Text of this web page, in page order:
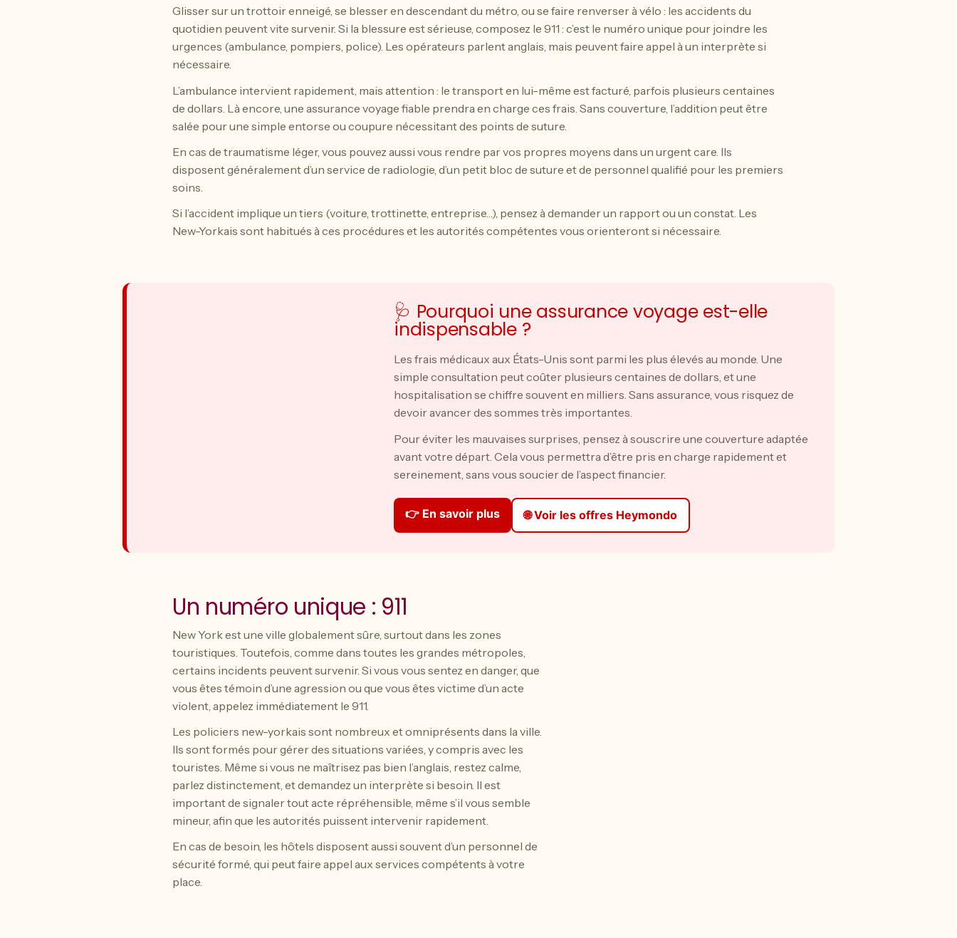
Glisser sur un trottoir enneigé, se blesser en descendant du métro, ou se faire renverser à vélo : les accidents du
quotidien peuvent vite survenir. Si la blessure est sérieuse, composez le 911 : c’est le numéro unique pour joindre les
urgences (ambulance, pompiers, police). Les opérateurs parlent anglais, mais peuvent faire appel à un interprète si
nécessaire.
L’ambulance intervient rapidement, mais attention : le transport en lui-même est facturé, parfois plusieurs centaines
de dollars. Là encore, une assurance voyage fiable prendra en charge ces frais. Sans couverture, l’addition peut être
salée pour une simple entorse ou coupure nécessitant des points de suture.
En cas de traumatisme léger, vous pouvez aussi vous rendre par vos propres moyens dans un urgent care. Ils
disposent généralement d’un service de radiologie, d’un petit bloc de suture et de personnel qualifié pour les premiers
soins.
Si l’accident implique un tiers (voiture, trottinette, entreprise…), pensez à demander un rapport ou un constat. Les
New-Yorkais sont habitués à ces procédures et les autorités compétentes vous orienteront si nécessaire.
🩺 Pourquoi une assurance voyage est-elle
indispensable ?
Les frais médicaux aux États-Unis sont parmi les plus élevés au monde. Une
simple consultation peut coûter plusieurs centaines de dollars, et une
hospitalisation se chiffre souvent en milliers. Sans assurance, vous risquez de
devoir avancer des sommes très importantes.
Pour éviter les mauvaises surprises, pensez à souscrire une couverture adaptée
avant votre départ. Cela vous permettra d’être pris en charge rapidement et
sereinement, sans vous soucier de l’aspect financier.
👉 En savoir plus 🌐 Voir les offres Heymondo
Un numéro unique : 911
New York est une ville globalement sûre, surtout dans les zones
touristiques. Toutefois, comme dans toutes les grandes métropoles,
certains incidents peuvent survenir. Si vous vous sentez en danger, que
vous êtes témoin d’une agression ou que vous êtes victime d’un acte
violent, appelez immédiatement le 911.
Les policiers new-yorkais sont nombreux et omniprésents dans la ville.
Ils sont formés pour gérer des situations variées, y compris avec les
touristes. Même si vous ne maîtrisez pas bien l’anglais, restez calme,
parlez distinctement, et demandez un interprète si besoin. Il est
important de signaler tout acte répréhensible, même s’il vous semble
mineur, afin que les autorités puissent intervenir rapidement.
En cas de besoin, les hôtels disposent aussi souvent d’un personnel de
sécurité formé, qui peut faire appel aux services compétents à votre
place.